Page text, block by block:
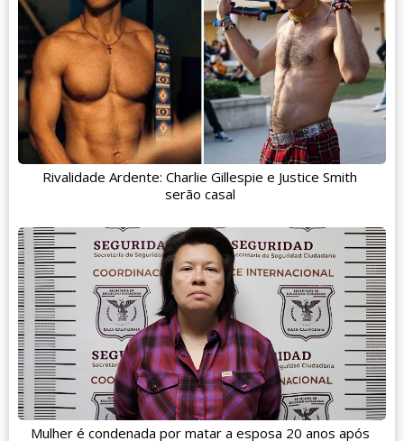
Rivalidade Ardente: Charlie Gillespie e Justice Smith
serão casal
Mulher é condenada por matar a esposa 20 anos após